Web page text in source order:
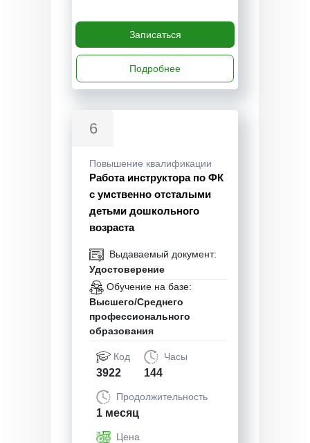
Записаться
Подробнее
6
Повышение квалификации
Работа инструктора по ФК
с умственно отсталыми
детьми дошкольного
возраста
Выдаваемый документ:
Удостоверение
Обучение на базе:
Высшего/Среднего
профессионального
образования
Код
3922
Часы
144
Продолжительность
1 месяц
Цена